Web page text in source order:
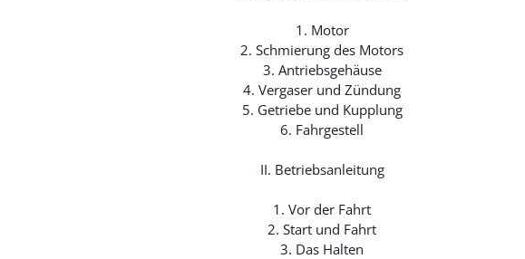
1. Motor
2. Schmierung des Motors
3. Antriebsgehäuse
4. Vergaser und Zündung
5. Getriebe und Kupplung
6. Fahrgestell
II. Betriebsanleitung
1. Vor der Fahrt
2. Start und Fahrt
3. Das Halten